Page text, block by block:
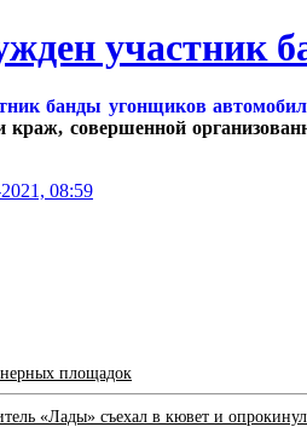
участник
краж, совершенной
08:59
площадок
«Лады» съехал в кювет и